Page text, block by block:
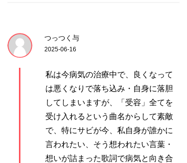
つっつく与
2025-06-16
私は今病気の治療中で、良くなって
は悪くなりで落ち込み・自身に落胆
してしまいますが、「受容」全てを
受け入れるという曲名からして素敵
で、特にサビが今、私自身が誰かに
言われたい、そう想われたい言葉・
想いが詰まった歌詞で病気と向き合